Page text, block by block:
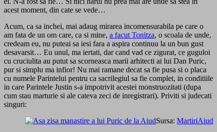
acest moment, din cate se vede…
Acum, ca sa inchei, mai adaug mirarea incomensurabila pe care o
am fata de un om care, ca si mine, a facut Tonitza, o scoala de unde,
credeam eu, nu puteai sa iesi fara a aspira continuu la un bun gust
desavarsit… Eu unul, ma iertati, dar cand vad ce zigurat, ce guguloi
cu cruciulita au putut sa scorneasca marii arhitecti ai lui Dan Puric,
pur si simplu ma infior! Nu mai ramane decat sa fie pusa si o placa
cu numele Parintelui pentru ca sacrilegiul sa fie complet, in conditiile
in care Parintele Justin s-a impotrivit acestei monstruozitati (dupa
cum stau marturie si ale cateva zeci de inregistrari). Priviti si judecati
singuri:
Sursa: MartiriAiud